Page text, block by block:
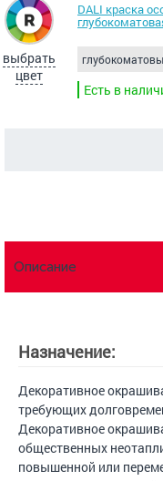
выбрать
цвет
DALI краска
Есть в
Описание
Назначение:
Декоративное
требующих
Декоративное
общественных
повышенной или